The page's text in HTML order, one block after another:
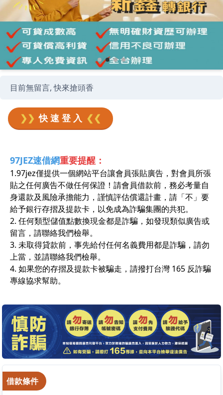
目前無留言, 快來搶頭香
❯❯ 快 速 登 入 ❮❮
97JEZ速借網重要提醒：
1.97jez僅提供一個網站平台讓會員張貼廣告，對會員所張
貼之任何廣告不做任何保證！請會員借款前，務必考量自
身還款及風險承擔能力，謹慎評估償還計畫，請「不」要
給予銀行存摺及提款卡，以免成為詐騙集團的共犯。
2. 任何類型儲值點數換現金都是詐騙，如發現類似廣告或
留言，請聯絡我們檢舉。
3. 未取得貸款前，事先給付任何名義費用都是詐騙，請勿
上當，並請聯絡我們檢舉。
4. 如果您的存摺及提款卡被騙走，請撥打台灣 165 反詐騙
專線協求幫助。
借款條件